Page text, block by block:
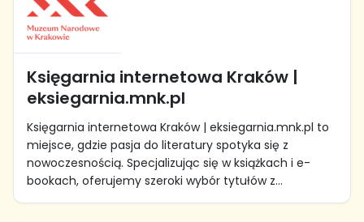
Księgarnia internetowa Kraków |
eksiegarnia.mnk.pl
Księgarnia internetowa Kraków | eksiegarnia.mnk.pl to
miejsce, gdzie pasja do literatury spotyka się z
nowoczesnością. Specjalizując się w książkach i e-
bookach, oferujemy szeroki wybór tytułów z...